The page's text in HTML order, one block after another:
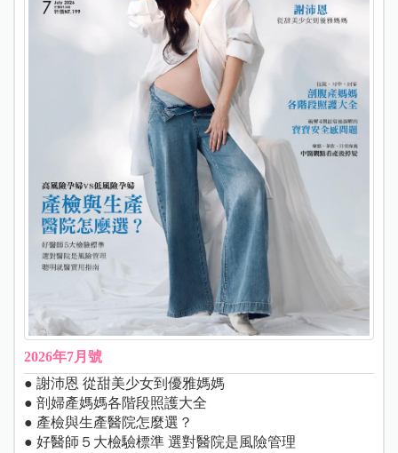
2026年7月號
● 謝沛恩 從甜美少女到優雅媽媽
● 剖婦產媽媽各階段照護大全
● 產檢與生產醫院怎麼選？
● 好醫師５大檢驗標準 選對醫院是風險管理